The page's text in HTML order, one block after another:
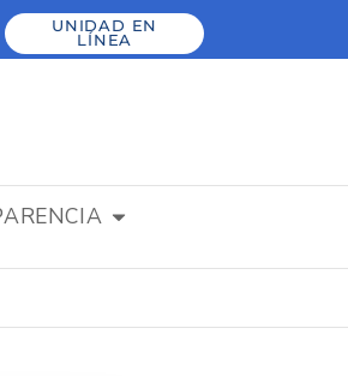
UNIDAD EN
LÍNEA